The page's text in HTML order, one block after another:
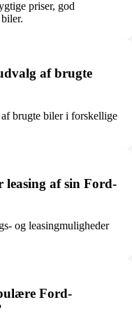
priser, god
af brugte
brugte biler i forskellige
leasing af sin Ford-
og leasingmuligheder
Ford-